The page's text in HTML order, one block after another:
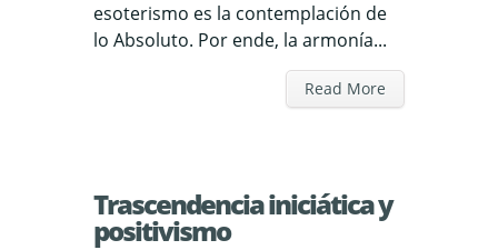
esoterismo es la contemplación de
lo Absoluto. Por ende, la armonía...
Read More
Trascendencia iniciática y
positivismo